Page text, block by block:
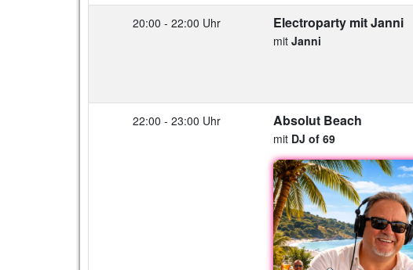
20:00 - 22:00 Uhr Electroparty mit Janni
mit Janni
22:00 - 23:00 Uhr Absolut Beach
mit DJ of 69